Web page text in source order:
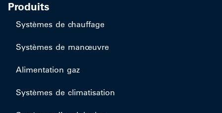
Produits
Systèmes de chauffage
Systèmes de manœuvre
Alimentation gaz
Systèmes de climatisation